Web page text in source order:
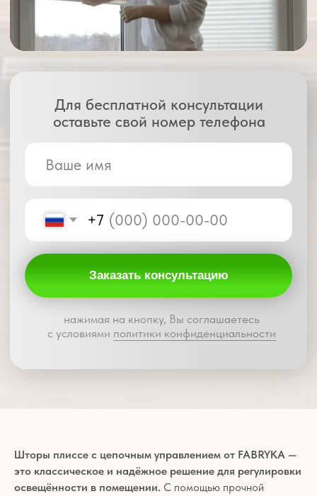
Шторы плиссе с цепочным управлением от FABRYKA —
это классическое и надёжное решение для регулировки
освещённости в помещении. С помощью прочной